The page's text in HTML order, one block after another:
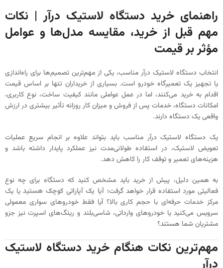
راهنمای خرید دستگاه لاستیک درآر | نکات
مهم قبل از خرید، مقایسه مدل‌ها و عوامل
مؤثر بر قیمت
انتخاب دستگاه لاستیک درآر مناسب، یکی از مهم‌ترین تصمیم‌ها برای راه‌اندازی
یا تجهیز یک تعمیرگاه خودرو است. بسیاری از خریداران تنها بر اساس قیمت
اقدام به خرید می‌کنند، اما در عمل عواملی مانند کیفیت ساخت، نوع کاربری،
امکانات دستگاه، خدمات پس از فروش و میزان کار روزانه تأثیر بیشتری در ارزش
واقعی یک دستگاه دارند.
یک دستگاه لاستیک درآر مناسب باید بتواند علاوه بر انجام سریع عملیات
تعویض لاستیک، در استفاده طولانی‌مدت نیز عملکرد پایدار داشته باشد و
هزینه‌های تعمیر و توقف کار را کاهش دهد.
به همین دلیل، پیش از خرید باید مشخص کنید که دستگاه برای چه نوع
فعالیتی مورد استفاده قرار خواهد گرفت؛ آیا یک آپاراتی کوچک هستیدیا یک
مرکز خدمات حرفه‌ای با حجم کاری بالا؟ آیا فقط خودروهای سواری معمولی
سرویس می‌کنید یا خودروهای وارداتی، شاسی‌بلند و رینگ‌های اسپرت نیز جزو
مشتریان شما هستند؟
مهم‌ترین نکات هنگام خرید دستگاه لاستیک